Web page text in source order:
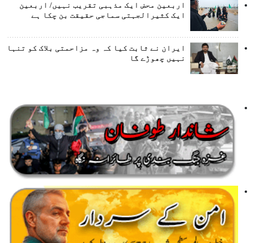
اربعین محض ایک مذہبی تقریب نہیں/ اربعین
ایک کثیرالجہتی سماجی حقیقت بن چکا ہے
ایران نے ثابت کیا کہ وہ مزاحمتی بلاک کو تنہا
نہیں چھوڑے گا